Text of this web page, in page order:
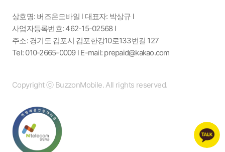
상호명: 버즈온모바일 l 대표자: 박상규 l
사업자등록번호: 462-15-02568 l
주소: 경기도 김포시 김포한강10로133번길 127
Tel: 010-2665-0009 l E-mail: prepaid@kakao.com
Copyright ⓒ BuzzonMobile. All rights reserved.